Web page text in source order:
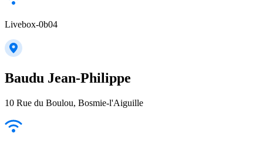
Livebox-0b04
Baudu Jean-Philippe
10 Rue du Boulou, Bosmie-l'Aiguille